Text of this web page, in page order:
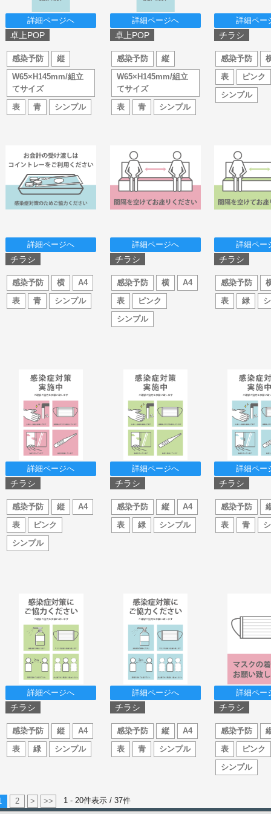
詳細ページへ
卓上POP
感染予防
縦
W65×H145mm/組立
てサイズ
表
青 シンプル
詳細ページへ
卓上POP
感染予防
縦
W65×H145mm/組立
てサイズ
表
青 シンプル
詳細ペー
チラシ
感染予防
表
ピンク
シンプル
詳細ページへ
チラシ
感染予防 横
A4
表
青 シンプル
詳細ページへ
チラシ
感染予防 横
A4
表
ピンク
シンプル
詳細ペー
チラシ
感染予防
表
緑
詳細ページへ
チラシ
感染予防 縦
A4
表
ピンク
シンプル
詳細ページへ
チラシ
感染予防 縦
A4
表
緑 シンプル
詳細ペー
チラシ
感染予防
表
青
詳細ページへ
チラシ
感染予防 縦
A4
表
緑 シンプル
詳細ページへ
チラシ
感染予防 縦
A4
表
青 シンプル
詳細ペー
チラシ
感染予防
表
ピンク
シンプル
2 > >> 1 - 20件表示 / 37件